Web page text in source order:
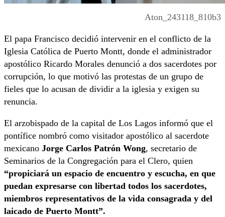
Aton_243118_810b3
El papa Francisco decidió intervenir en el conflicto de la
Iglesia Católica de Puerto Montt, donde el administrador
apostólico Ricardo Morales denunció a dos sacerdotes por
corrupción, lo que motivó las protestas de un grupo de
fieles que lo acusan de dividir a la iglesia y exigen su
renuncia.
El arzobispado de la capital de Los Lagos informó que el
pontífice nombró como visitador apostólico al sacerdote
mexicano Jorge Carlos Patrón Wong, secretario de
Seminarios de la Congregación para el Clero, quien
“propiciará un espacio de encuentro y escucha, en que
puedan expresarse con libertad todos los sacerdotes,
miembros representativos de la vida consagrada y del
laicado de Puerto Montt”.